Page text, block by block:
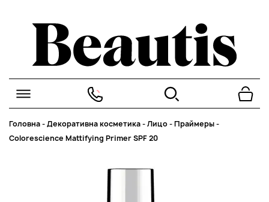
Головна-Декоративна косметика-Лицо-Праймеры-
Colorescience Mattifying Primer SPF 20